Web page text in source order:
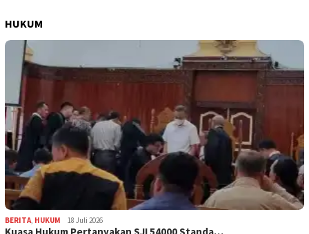
HUKUM
BERITA, HUKUM 18 Juli 2026